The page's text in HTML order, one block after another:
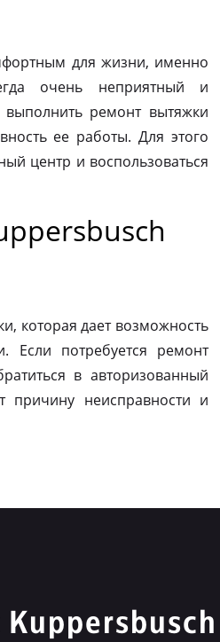
для жизни, именно
очень неприятный и
ремонт вытяжки
ее работы. Для этого
центр и воспользоваться
которая дает возможность
Если потребуется ремонт
в авторизованный
причину неисправности и